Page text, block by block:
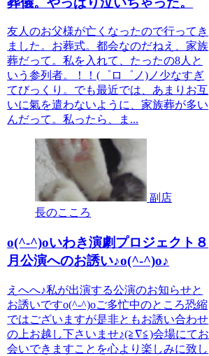
友人のお父様が亡くなったので行ってき
ました。お葬式。都会なのだねえ、家族
葬だって。私を入れて、たったの8人と
いう参列者。！！(゜ロ゜ノ)ノ少なすぎ
てびっくり。でも最近では、あまりお互
いに氣を遣わないように、家族葬が多い
んだって。私ったら、ま...
副店
長のこころ
o(^-^)oいわき演劇プロジェクト８
月公演へのお誘い♪o(^-^)o♪
えへへ♪私が出演する公演のお知らせと
お誘いですo(^-^)oご多忙中のところ恐縮
ではございますが是非ともお誘い合わせ
の上お越し下さいませ♪(≧∇≦)会場にてお
会いできますことを心より楽しみに致し